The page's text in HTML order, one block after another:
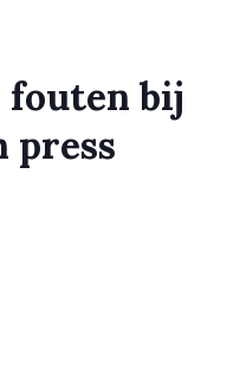
fouten bij
press